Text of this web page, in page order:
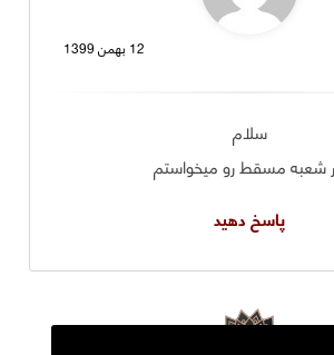
12 بهمن 1399
سلام
شعبه مسقط رو میخواستم
پاسخ دهید